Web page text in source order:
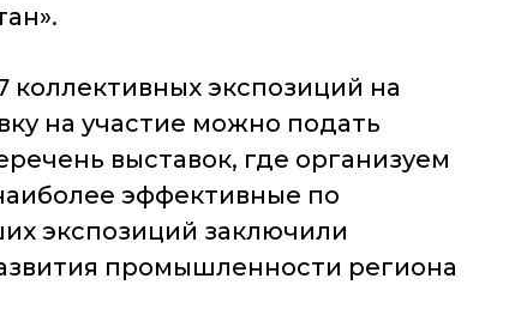
экспозиций на
на участие можно подать
выставок, где организуем
эффективные по
экспозиций заключили
промышленности региона